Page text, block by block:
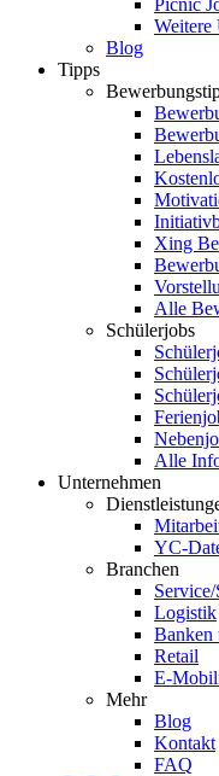
Picnic
Weitere
Blog
Tipps
Xing
Alle
Schülerjobs
Alle
Unternehmen
YC-
Branchen
Service/
Logistik
Banken
Retail
E-
Mehr
Blog
Kontakt
FAQ